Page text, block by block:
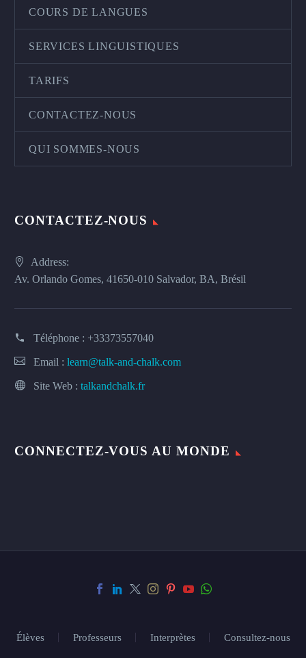
COURS DE LANGUES
SERVICES LINGUISTIQUES
TARIFS
CONTACTEZ-NOUS
QUI SOMMES-NOUS
CONTACTEZ-NOUS
Address:
Av. Orlando Gomes, 41650-010 Salvador, BA, Brésil
Téléphone : +33373557040
Email : learn@talk-and-chalk.com
Site Web : talkandchalk.fr
CONNECTEZ-VOUS AU MONDE
Élèves Professeurs Interprètes Consultez-nous